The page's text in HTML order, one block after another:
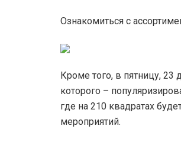
Ознакомиться с
Кроме того, в пятницу, 23
которого –
где на 210 квадратах
мероприятий.